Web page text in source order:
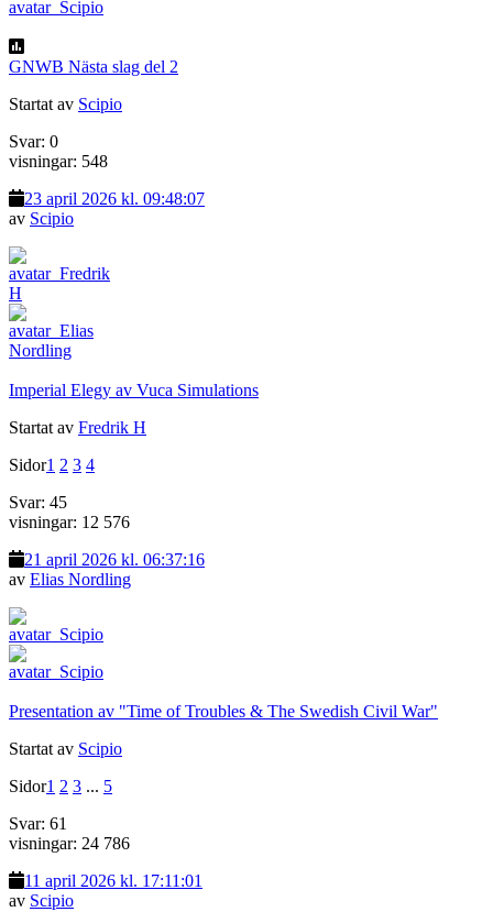
GNWB Nästa slag del 2
Startat av Scipio
Svar: 0
visningar: 548
23 april 2026 kl. 09:48:07
av Scipio
Imperial Elegy av Vuca Simulations
Startat av Fredrik H
Sidor1 2 3 4
Svar: 45
visningar: 12 576
21 april 2026 kl. 06:37:16
av Elias Nordling
Presentation av "Time of Troubles & The Swedish Civil War"
Startat av Scipio
Sidor1 2 3 ... 5
Svar: 61
visningar: 24 786
11 april 2026 kl. 17:11:01
av Scipio